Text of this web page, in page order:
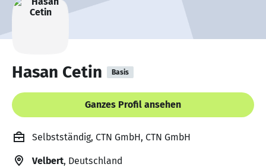
Hasan Cetin Basis
Ganzes Profil ansehen
Selbstständig, CTN GmbH, CTN GmbH
Velbert, Deutschland